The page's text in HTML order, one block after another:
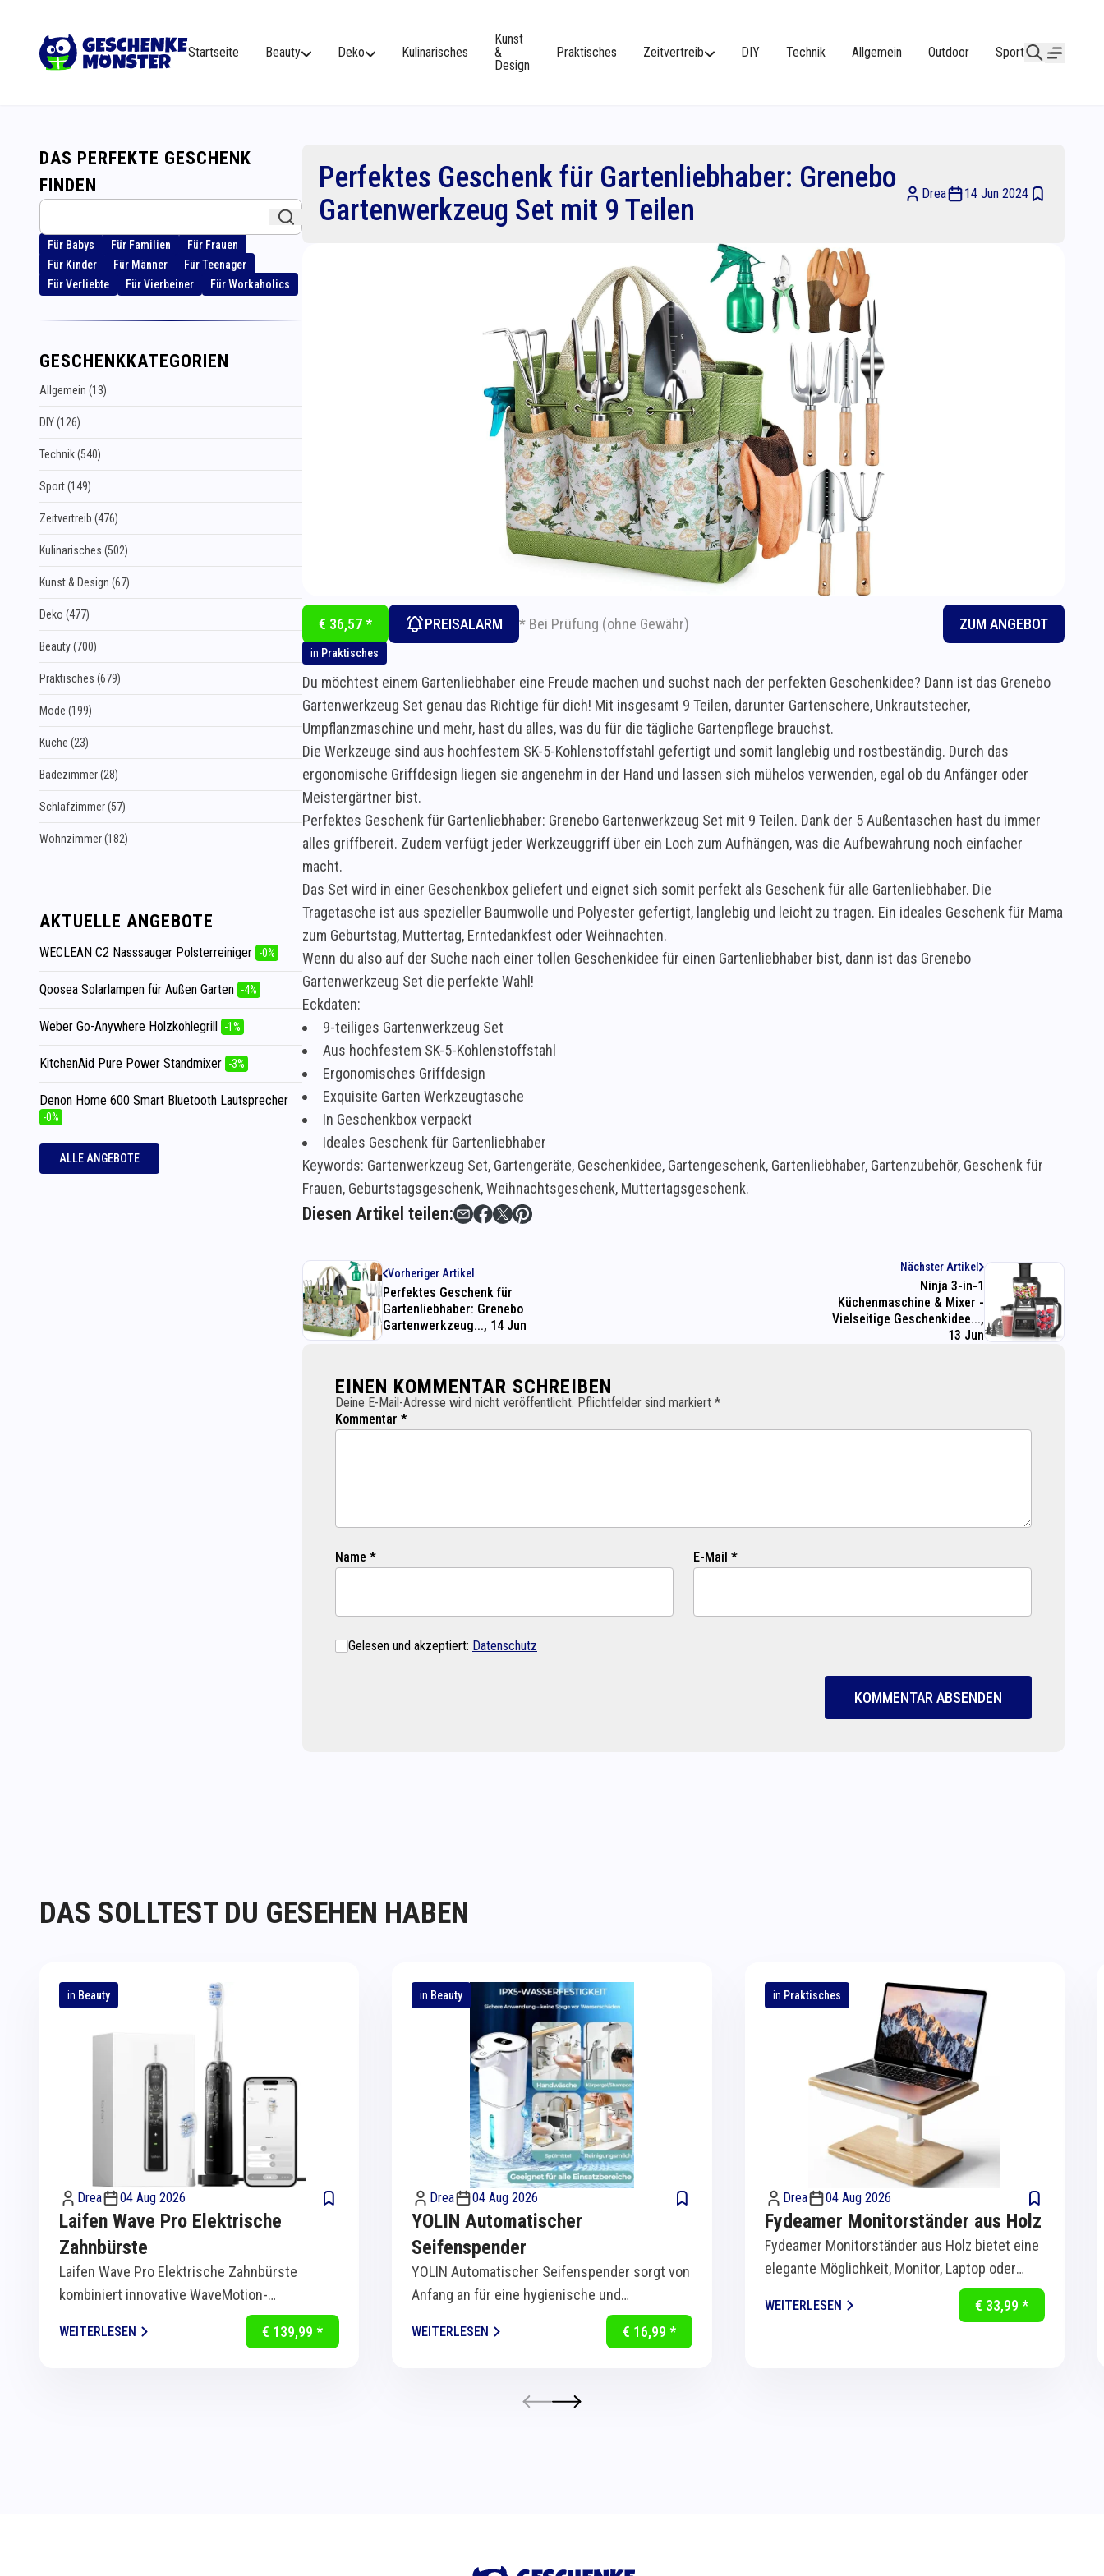
Startseite Beauty Deko Kulinarisches
Kunst
&
Design
Praktisches Zeitvertreib DIY Technik Allgemein Outdoor Sport
Perfektes Geschenk für Gartenliebhaber: Grenebo
Gartenwerkzeug Set mit 9 Teilen
Drea 14 Jun 2024
€ 36,57 * PREISALARM * Bei Prüfung (ohne Gewähr) ZUM ANGEBOT
in Praktisches
Du möchtest einem Gartenliebhaber eine Freude machen und suchst nach der perfekten Geschenkidee? Dann ist das Grenebo
Gartenwerkzeug Set genau das Richtige für dich! Mit insgesamt 9 Teilen, darunter Gartenschere, Unkrautstecher,
Umpflanzmaschine und mehr, hast du alles, was du für die tägliche Gartenpflege brauchst.
Die Werkzeuge sind aus hochfestem SK-5-Kohlenstoffstahl gefertigt und somit langlebig und rostbeständig. Durch das
ergonomische Griffdesign liegen sie angenehm in der Hand und lassen sich mühelos verwenden, egal ob du Anfänger oder
Meistergärtner bist.
Perfektes Geschenk für Gartenliebhaber: Grenebo Gartenwerkzeug Set mit 9 Teilen. Dank der 5 Außentaschen hast du immer
alles griffbereit. Zudem verfügt jeder Werkzeuggriff über ein Loch zum Aufhängen, was die Aufbewahrung noch einfacher
macht.
Das Set wird in einer Geschenkbox geliefert und eignet sich somit perfekt als Geschenk für alle Gartenliebhaber. Die
Tragetasche ist aus spezieller Baumwolle und Polyester gefertigt, langlebig und leicht zu tragen. Ein ideales Geschenk für Mama
zum Geburtstag, Muttertag, Erntedankfest oder Weihnachten.
Wenn du also auf der Suche nach einer tollen Geschenkidee für einen Gartenliebhaber bist, dann ist das Grenebo
Gartenwerkzeug Set die perfekte Wahl!
Eckdaten:
9-teiliges Gartenwerkzeug Set
Aus hochfestem SK-5-Kohlenstoffstahl
Ergonomisches Griffdesign
Exquisite Garten Werkzeugtasche
In Geschenkbox verpackt
Ideales Geschenk für Gartenliebhaber
Keywords: Gartenwerkzeug Set, Gartengeräte, Geschenkidee, Gartengeschenk, Gartenliebhaber, Gartenzubehör, Geschenk für
Frauen, Geburtstagsgeschenk, Weihnachtsgeschenk, Muttertagsgeschenk.
Diesen Artikel teilen:
Vorheriger Artikel
Perfektes Geschenk für
Gartenliebhaber: Grenebo
Gartenwerkzeug..., 14 Jun
Nächster Artikel
Ninja 3-in-1
Küchenmaschine & Mixer -
Vielseitige Geschenkidee...,
13 Jun
EINEN KOMMENTAR SCHREIBEN
Deine E-Mail-Adresse wird nicht veröffentlicht. Pflichtfelder sind markiert *
Kommentar *
Name * E-Mail *
Gelesen und akzeptiert: Datenschutz
KOMMENTAR ABSENDEN
DAS PERFEKTE GESCHENK
FINDEN
Für Babys Für Familien
Für Frauen
Für Kinder
Für Männer
Für Teenager
Für Verliebte
Für Vierbeiner Für Workaholics
GESCHENKKATEGORIEN
Allgemein (13)
DIY (126)
Technik (540)
Sport (149)
Zeitvertreib (476)
Kulinarisches (502)
Kunst & Design (67)
Deko (477)
Beauty (700)
Praktisches (679)
Mode (199)
Küche (23)
Badezimmer (28)
Schlafzimmer (57)
Wohnzimmer (182)
AKTUELLE ANGEBOTE
WECLEAN C2 Nasssauger Polsterreiniger -0%
Qoosea Solarlampen für Außen Garten -4%
Weber Go-Anywhere Holzkohlegrill -1%
KitchenAid Pure Power Standmixer -3%
Denon Home 600 Smart Bluetooth Lautsprecher
-0%
ALLE ANGEBOTE
DAS SOLLTEST DU GESEHEN HABEN
in Beauty
Drea 04 Aug 2026
Laifen Wave Pro Elektrische
Zahnbürste
Laifen Wave Pro Elektrische Zahnbürste
kombiniert innovative WaveMotion-
Technologie mit intelligenter Sensorik für
eine...
WEITERLESEN € 139,99 *
in Beauty
Drea 04 Aug 2026
YOLIN Automatischer
Seifenspender
YOLIN Automatischer Seifenspender sorgt von
Anfang an für eine hygienische und
komfortable Handreinigung in Küche und Bad.
Dank...
WEITERLESEN € 16,99 *
in Praktisches
Drea 04 Aug 2026
Fydeamer Monitorständer aus Holz
Fydeamer Monitorständer aus Holz bietet eine
elegante Möglichkeit, Monitor, Laptop oder
Bildschirm ergonomisch auf Augenhöhe zu...
WEITERLESEN € 33,99 *